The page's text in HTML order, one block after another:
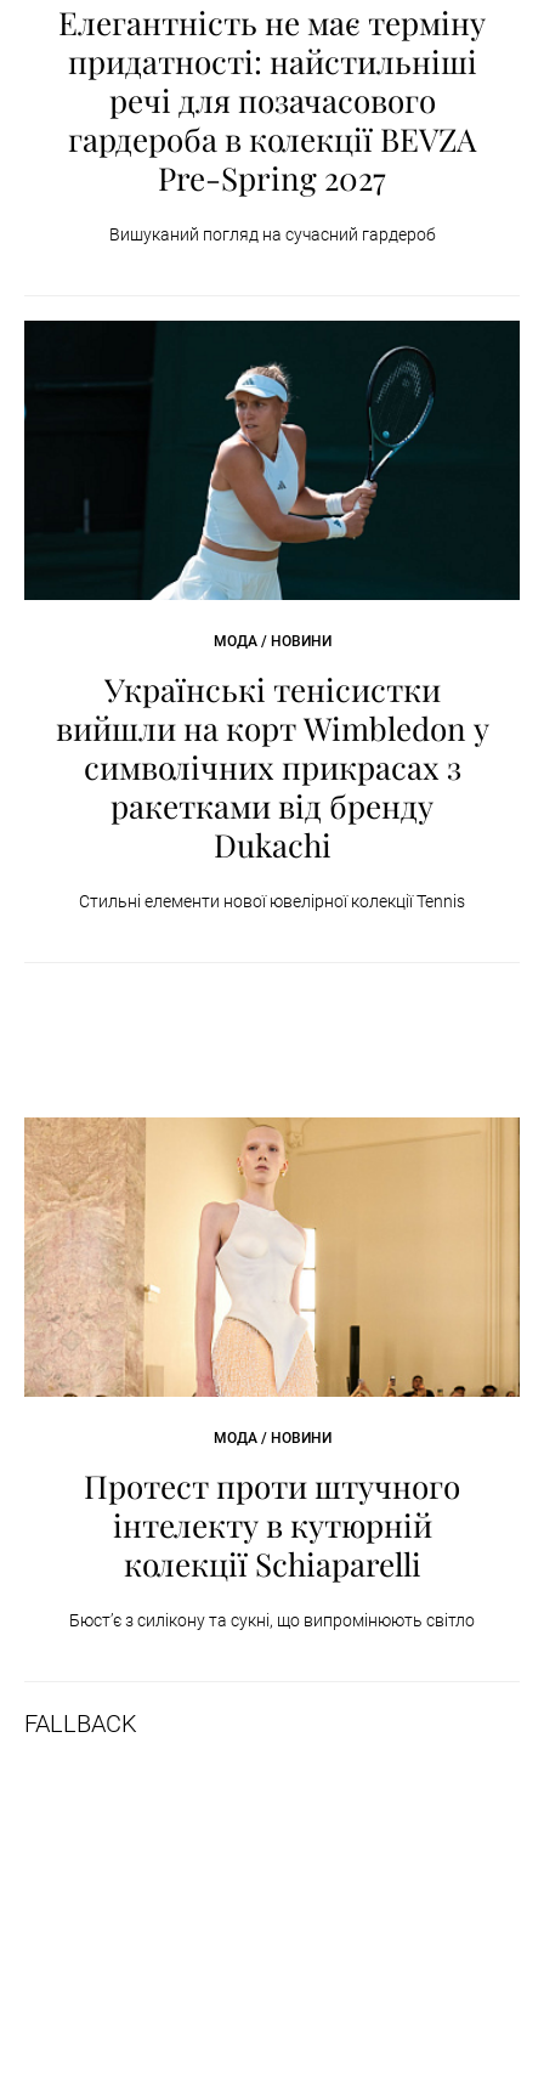
Елегантність не має терміну
придатності: найстильніші
речі для позачасового
гардероба в колекції BEVZA
Pre-Spring 2027
Вишуканий погляд на сучасний гардероб
МОДА / НОВИНИ
Українські тенісистки
вийшли на корт Wimbledon у
символічних прикрасах з
ракетками від бренду
Dukachi
Стильні елементи нової ювелірної колекції Tennis
МОДА / НОВИНИ
Протест проти штучного
інтелекту в кутюрній
колекції Schiaparelli
Бюст’є з силікону та сукні, що випромінюють світло
FALLBACK